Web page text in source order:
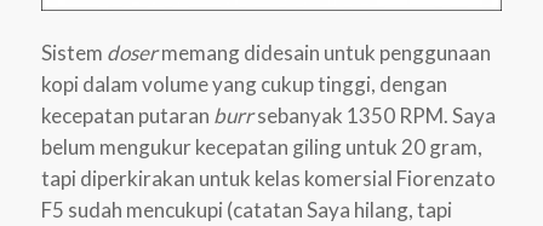
Sistem dosermemang didesain untuk penggunaan
kopi dalam volume yang cukup tinggi, dengan
kecepatan putaran burrsebanyak 1350 RPM. Saya
belum mengukur kecepatan giling untuk 20 gram,
tapi diperkirakan untuk kelas komersial Fiorenzato
F5 sudah mencukupi (catatan Saya hilang, tapi